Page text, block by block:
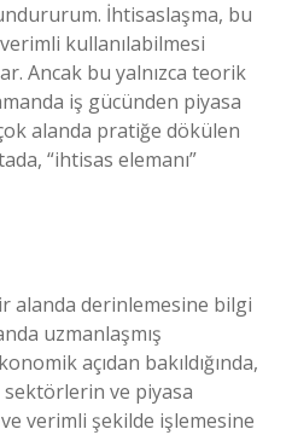
İhtisaslaşma, bu
kullanılabilmesi
Ancak bu yalnızca teorik
iş gücünden piyasa
alanda pratiğe dökülen
“ihtisas elemanı”
alanda derinlemesine bilgi
uzmanlaşmış
açıdan bakıldığında,
ve piyasa
verimli şekilde işlemesine